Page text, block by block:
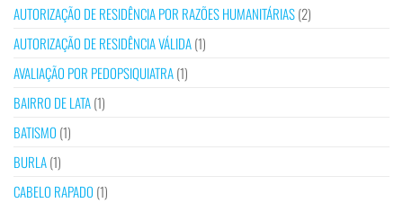
AUTORIZAÇÃO DE RESIDÊNCIA POR RAZÕES HUMANITÁRIAS(2)
AUTORIZAÇÃO DE RESIDÊNCIA VÁLIDA(1)
AVALIAÇÃO POR PEDOPSIQUIATRA(1)
BAIRRO DE LATA(1)
BATISMO (1)
BURLA(1)
CABELO RAPADO (1)